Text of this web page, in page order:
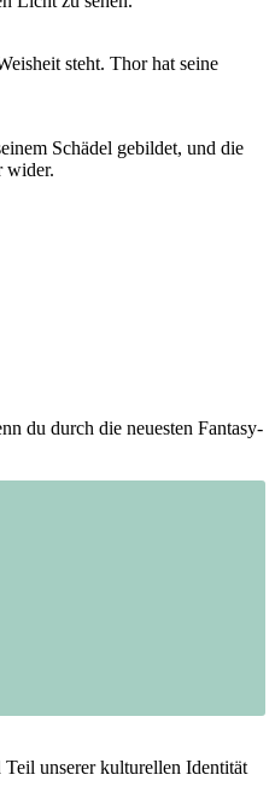
steht. Thor hat seine
Schädel ⁤gebildet, und die‌
wider.
du durch die neuesten Fantasy-
unserer kulturellen Identität